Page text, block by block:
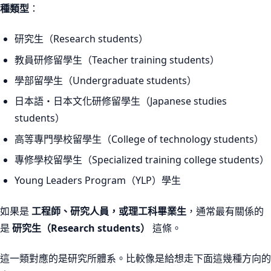
種類型 ：
研究生（Research students）
教員研修留學生（Teacher training students）
學部留學生（Undergraduate students）
日本語・日本文化研修留學生（Japanese studies
students）
高等專門學校留學生（College of technology students）
專修學校留學生（Specialized training college students）
Young Leaders Program（YLP）學生
如果是 工程師、研究人員，或理工科畢業生 ，通常最有關係的
是 研究生（Research students） 這條。
這一類對應的是研究所體系。比較像是給想走下面這幾種方向的